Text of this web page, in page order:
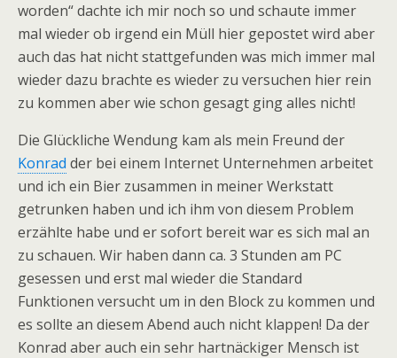
worden“ dachte ich mir noch so und schaute immer
mal wieder ob irgend ein Müll hier gepostet wird aber
auch das hat nicht stattgefunden was mich immer mal
wieder dazu brachte es wieder zu versuchen hier rein
zu kommen aber wie schon gesagt ging alles nicht!
Die Glückliche Wendung kam als mein Freund der
Konrad der bei einem Internet Unternehmen arbeitet
und ich ein Bier zusammen in meiner Werkstatt
getrunken haben und ich ihm von diesem Problem
erzählte habe und er sofort bereit war es sich mal an
zu schauen. Wir haben dann ca. 3 Stunden am PC
gesessen und erst mal wieder die Standard
Funktionen versucht um in den Block zu kommen und
es sollte an diesem Abend auch nicht klappen! Da der
Konrad aber auch ein sehr hartnäckiger Mensch ist